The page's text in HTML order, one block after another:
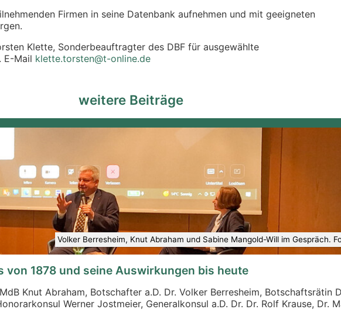
Firmen in seine Datenbank aufnehmen und mit geeigneten
Klette, Sonderbeauftragter des DBF für ausgewählte
E-Mail klette.torsten@t-online.de
weitere Beiträge
Volker Berresheim, Knut Abraham und Sabine Mangold-Will im Gespräch.
1878 und seine Auswirkungen bis heute
Knut Abraham, Botschafter a.D. Dr. Volker Berresheim, Botschaftsrätin
Werner Jostmeier, Generalkonsul a.D. Dr. Dr. Rolf Krause, Dr.